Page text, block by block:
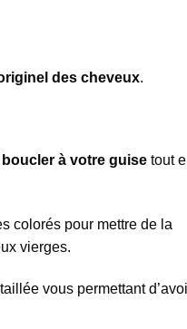
des cheveux.
à votre guise tout
colorés pour mettre de la
vierges.
vous permettant